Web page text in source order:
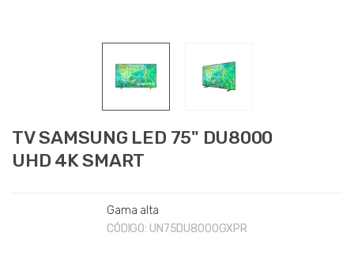
TV SAMSUNG LED 75" DU8000
UHD 4K SMART
Gama alta
CÓDIGO: UN75DU8000GXPR